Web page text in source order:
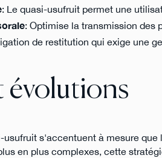
: Le quasi-usufruit permet une
: Optimise la transmission des
de restitution qui exige une
évolutions
s'accentuent à mesure que
en plus complexes, cette